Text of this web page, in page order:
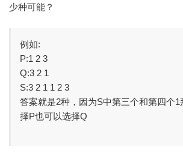
少种可能？
例如:
P:1 2 3
Q:3 2 1
S:3 2 1 1 2 3
答案就是2种，因为S中第三个和第四个
择P也可以选择Q